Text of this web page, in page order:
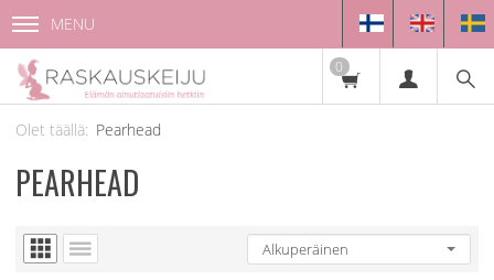
MENU
0
Pearhead
PEARHEAD